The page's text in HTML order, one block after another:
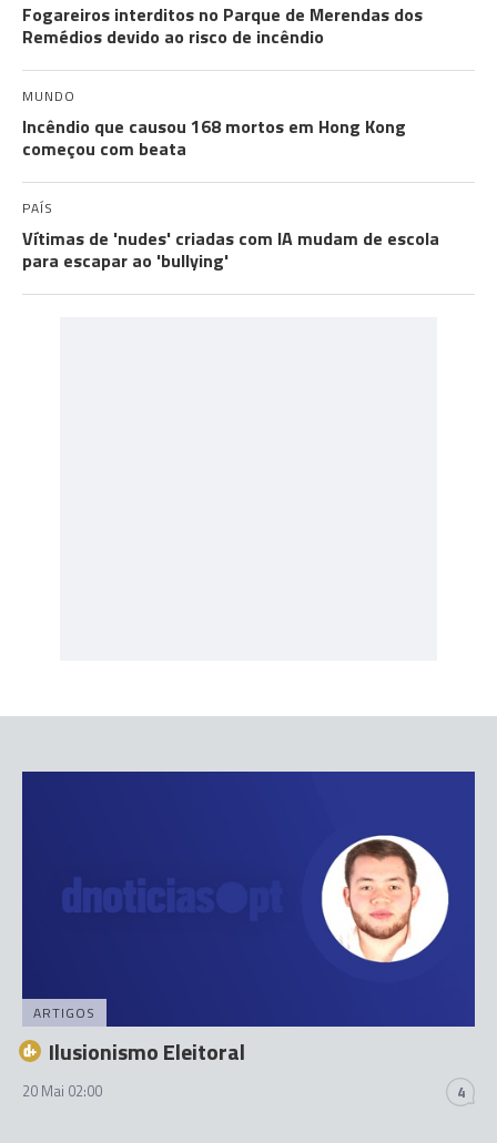
Fogareiros interditos no Parque de Merendas dos
Remédios devido ao risco de incêndio
MUNDO
Incêndio que causou 168 mortos em Hong Kong
começou com beata
PAÍS
Vítimas de 'nudes' criadas com IA mudam de escola
para escapar ao 'bullying'
ARTIGOS
Ilusionismo Eleitoral
20 Mai 02:00 4